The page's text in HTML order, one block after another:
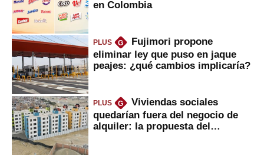
en Colombia
PLUS G
Fujimori propone
eliminar ley que puso en jaque
peajes: ¿qué cambios implicaría?
PLUS G
Viviendas sociales
quedarían fuera del negocio de
alquiler: la propuesta del